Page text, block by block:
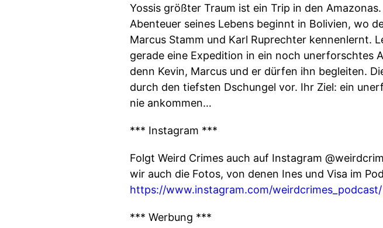
Yossis größter Traum ist ein Trip in den
Abenteuer seines Lebens beginnt in Bolivien, wo
Marcus Stamm und Karl Ruprechter kennenlernt.
gerade eine Expedition in ein noch unerforschtes
denn Kevin, Marcus und er dürfen ihn begleiten.
durch den tiefsten Dschungel vor. Ihr Ziel: ein
nie ankommen…
*** Instagram ***
Folgt Weird Crimes auch auf Instagram
wir auch die Fotos, von denen Ines und Visa im
https://www.instagram.com/weirdcrimes_podcast/
*** Werbung ***